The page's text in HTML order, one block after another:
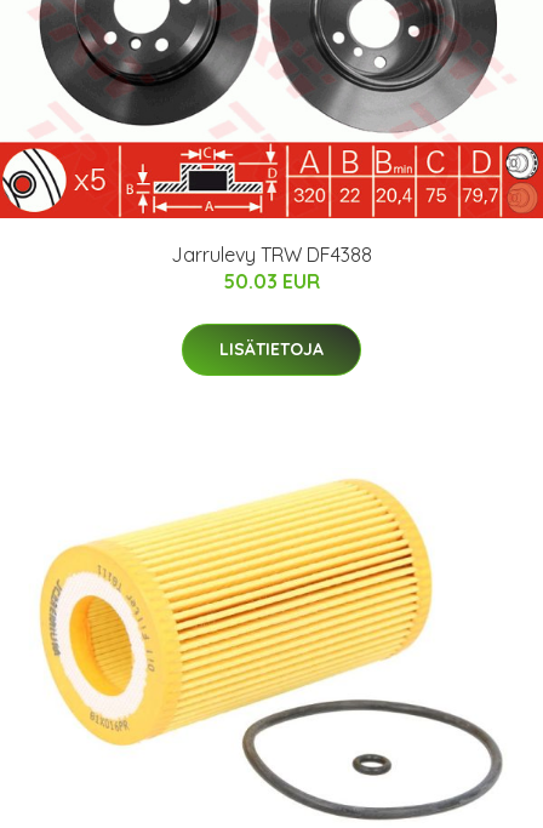
Jarrulevy TRW DF4388
50.03 EUR
LISÄTIETOJA